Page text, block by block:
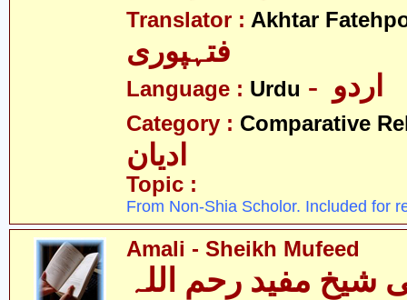
Translator : Akhtar
فتہپوری
Language : Urdu
Category : Comparative
ادیان
Topic :
From Non-Shia Scholor. Included for
Amali - Sheikh Mufeed
شیخ مفید رحم اللہ